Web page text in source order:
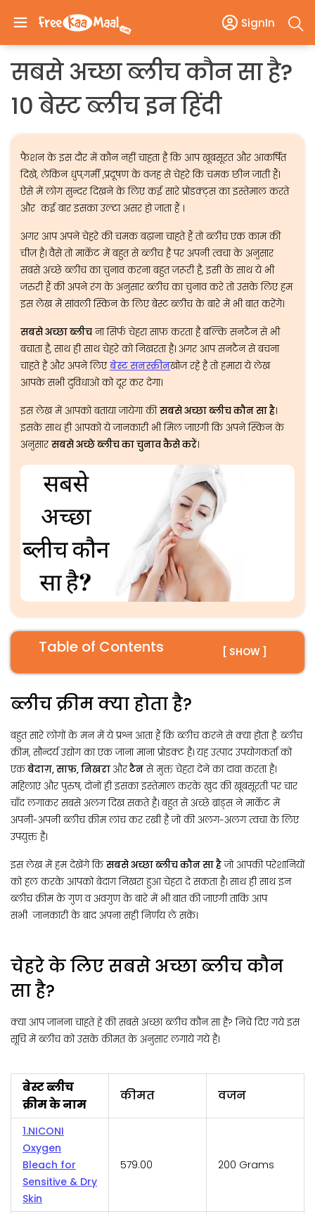
SignIn
सबसे अच्छा ब्लीच कौन सा है?
10 बेस्ट ब्लीच इन हिंदी
फैशन के इस दौर में कौन नहीं चाहता है कि आप खूबसूरत और आकर्षित
दिखे, लेकिन धुप,गर्मी ,प्रदूषण के वजह से चेहरे कि चमक छीन जाती हैं।
ऐसे में लोग सुन्दर दिखने के लिए कई सारे प्रोडक्ट्स का इस्तेमाल करते
और कई बार इसका उल्टा असर हो जाता हैं ।
अगर आप अपने चेहरे की चमक बढ़ाना चाहते हैं तो ब्लीच एक काम की
चीज़ है। वैसे तो मार्केट में बहुत से ब्लीच है पर अपनी त्वचा के अनुसार
सबसे अच्छे ब्लीच का चुनाव करना बहुत ज़रूरी है, इसी के साथ ये भी
जरुरी हैं की अपने रंग के अनुसार ब्लीच का चुनाव करे तो उसके लिए हम
इस लेख में सांवली स्किन के लिए बेस्ट ब्लीच के बारे में भी बात करेंगे।
सबसे अच्छा ब्लीचना सिर्फ चेहरा साफ़ करता है बल्कि सनटैन से भी
बचाता है, साथ ही साथ चेहरे को निखरता है। अगर आप सनटैन से बचना
चाहते है और अपने लिएबेस्ट सनस्क्रीनखोज रहे है तो हमारा ये लेख
आपके सभी दुविधाओ को दूर कर देगा।
इस लेख में आपको बताया जायेगा कीसबसे अच्छा ब्लीच कौन सा है।
इसके साथ ही आपको ये जानकारी भी मिल जाएगी कि अपने स्किन के
अनुसारसबसे अच्छे ब्लीच का चुनाव कैसे करें।
Table of Contents [ SHOW ]
ब्लीच क्रीम क्या होता है?
बहुत सारे लोगों के मन में ये प्रश्न आता हैं कि ब्लीच करने से क्या होता है. ब्लीच
क्रीम, सौन्दर्य उद्योग का एक जाना माना प्रोडक्ट है। यह उत्पाद उपयोगकर्ता को
एकबेदाग़, साफ़, निखरा औरटैनसे मुक्त चेहरा देने का दावा करता है।
महिलाएं और पुरुष, दोनों ही इसका इस्तेमाल करके खुद की खूबसूरती पर चार
चाँद लगाकर सबसे अलग दिख सकते है। बहुत से अच्छे ब्रांड्स ने मार्केट में
अपनी-अपनी ब्लीच क्रीम लांच कर रखी है जो की अलग-अलग त्वचा के लिए
उपयुक्त है।
इस लेख में हम देखेंगे किसबसे अच्छा ब्लीच कौन सा हैजो आपकी परेशानियों
को हल करके आपको बेदाग़ निखरा हुआ चेहरा दे सकता है। साथ ही साथ इन
ब्लीच क्रीम के गुण व अवगुण के बारे में भी बात की जाएगी ताकि आप
सभी जानकारी के बाद अपना सही निर्णय ले सकें।
चेहरे के लिए सबसे अच्छा ब्लीच कौन
सा है?
क्या आप जानना चाहते हे की सबसे अच्छा ब्लीच कौन सा है? निचे दिए गये इस
सूचि में ब्लीच को उसके कीमत के अनुसार लगाये गये है।
बेस्ट ब्लीच
क्रीम के नाम
कीमत वजन
1.NICONI
Oxygen
Bleach for
Sensitive & Dry
Skin
₹579.00 200 Grams